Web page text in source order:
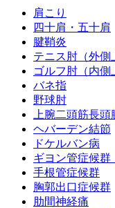
肩こり
四十肩・五十肩
腱鞘炎
テニス肘（外側
ゴルフ肘（内側
バネ指
野球肘
上腕二頭筋長頭
ヘバーデン結節
ドケルバン病
ギヨン管症候群
手根管症候群
胸郭出口症候群
肋間神経痛